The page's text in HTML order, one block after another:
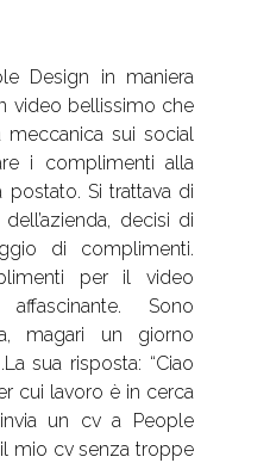
Design in maniera
video bellissimo che
meccanica sui social
i complimenti alla
Si trattava di
decisi di
di complimenti.
per il video
Sono
magari un giorno
sua risposta: “Ciao
cui lavoro è in cerca
un cv a People
mio cv senza troppe